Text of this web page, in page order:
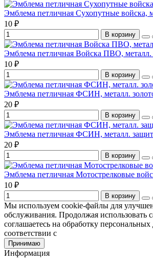
Эмблема петличная Сухопутные войска,
10 ₽
В корзину
Эмблема петличная Войска ПВО,
10 ₽
В корзину
Эмблема петличная ФСИН, металл.
20 ₽
В корзину
Эмблема петличная ФСИН, металл.
20 ₽
В корзину
Эмблема петличная Мотострелковые
10 ₽
В корзину
Мы используем cookie-файлы для
обслуживания. Продолжая использовать
соглашаетесь на обработку
соответствии с
Принимаю
Информация